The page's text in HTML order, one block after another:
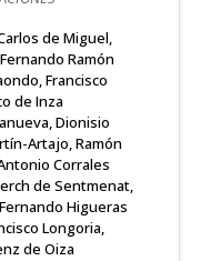
de Miguel,
Ramón
Francisco
de Inza
Dionisio
Artajo, Ramón
Corrales
de Sentmenat,
Higueras
Longoria,
de Oiza